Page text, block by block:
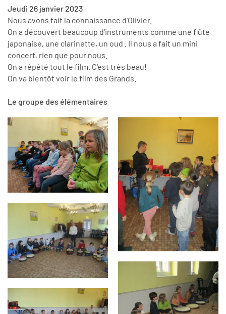
Jeudi 26 janvier 2023
Nous avons fait la connaissance d'Olivier.
On a découvert beaucoup d'instruments comme une flûte
japonaise, une clarinette, un oud . Il nous a fait un mini
concert, rien que pour nous.
On a répété tout le film. C'est très beau!
On va bientôt voir le film des Grands.
Le groupe des élémentaires